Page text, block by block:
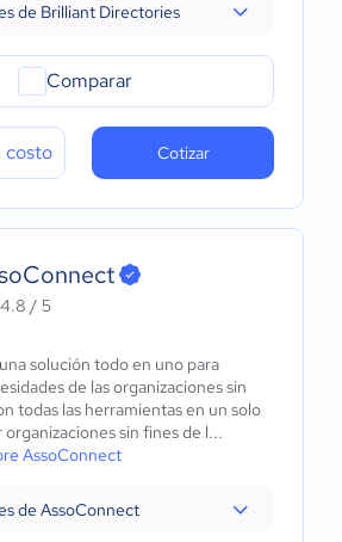
de Brilliant Directories
Comparar
costo Cotizar
4.8 / 5
solución todo en uno para
de las organizaciones sin
todas las herramientas en un solo
sin fines de l...
AssoConnect
de AssoConnect